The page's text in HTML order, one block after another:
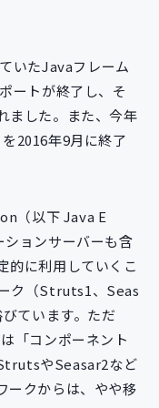
いたJavaフレーム
ートが終了し、そ
ました。また、今年
2016年9月に終了
（以下 Java E
ョンサーバーも含
的に利用していくこ
ク（Struts1、Seas
ています。ただ
「コンポーネント
やSeasar2など
ークからは、やや移